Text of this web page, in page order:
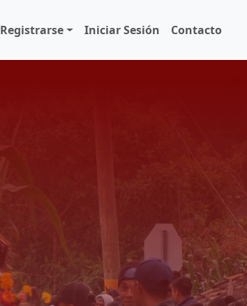
Registrarse Iniciar Sesión Contacto